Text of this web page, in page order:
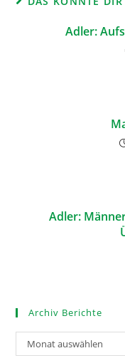
Adler:
Adler:
Archiv Berichte
Monat auswählen